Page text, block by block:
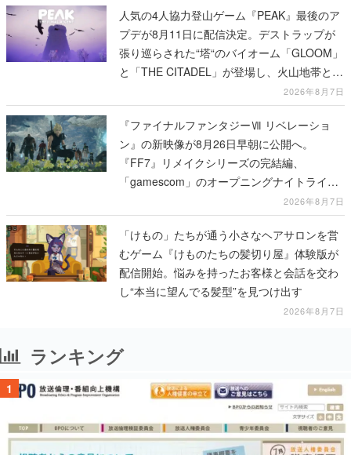
人気の4人協力登山ゲーム『PEAK』最後のア
プデが8月11日に配信決定。デストラップが
張り巡らされた“塔“のバイオーム「GLOOM」
と「THE CITADEL」が登場し、火山地帯と入
2026年8月7日
『ファイナルファンタジーⅦ リベレーショ
ン』の新映像が8月26日早朝に公開へ。
『FF7』リメイクシリーズの完結編、
「gamescom」のオープニングナイトライブ
にてディレクターの浜口直樹氏が登壇する予
定
2026年8月7日
「けもの」たちが通う小さなヘアサロンを営
むゲーム『けものたちの髪切り屋』体験版が
配信開始。悩みを持ったお客様と会話を交わ
し“本当に望んでる髪型”を見つけ出す
2026年8月7日
ランキング
1